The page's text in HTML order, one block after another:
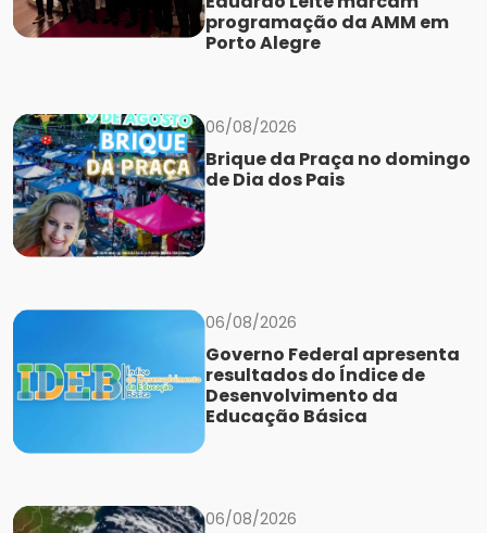
programação da AMM em
Porto Alegre
06/08/2026
Brique da Praça no domingo
de Dia dos Pais
06/08/2026
Governo Federal apresenta
resultados do Índice de
Desenvolvimento da
Educação Básica
06/08/2026